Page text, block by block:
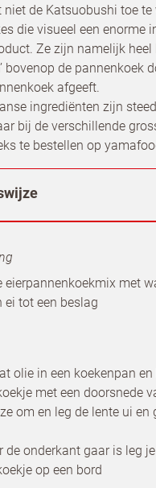
niet de Katsuobushi toe
die visueel een enorme
Ze zijn namelijk heel
bovenop de pannenkoek
afgeeft.
ingrediënten zijn
bij de verschillende
te bestellen op
eierpannenkoekmix met
ei tot een beslag
olie in een koekenpan
met een doorsnede
om en leg de lente ui en
de onderkant gaar is leg
op een bord
te bestrijden, selecteer
van de Pannenkoeken
je in voor de
Oetker
een horeca professional